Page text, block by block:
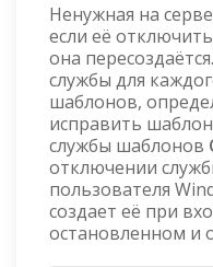
Ненужная на
если её
она
службы для
шаблонов,
исправить
службы шаблонов
отключении
пользователя
создает её при
остановленном и